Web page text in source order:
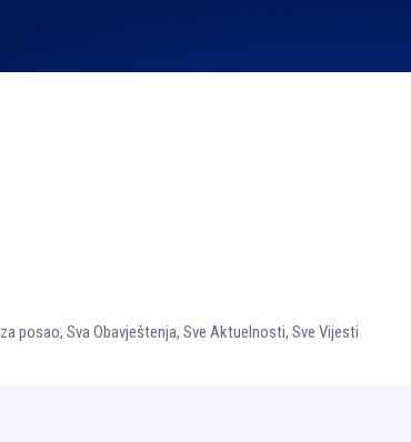
posao, Sva Obavještenja, Sve Aktuelnosti, Sve Vijesti